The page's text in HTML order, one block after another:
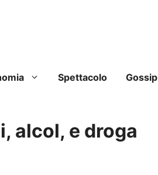
Spettacolo Gossip
alcol, e droga